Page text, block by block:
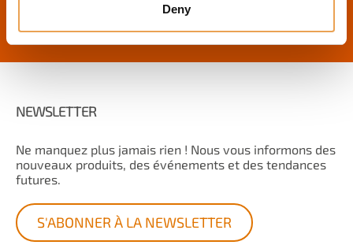
Deny
NEWSLETTER
Ne manquez plus jamais rien ! Nous vous informons des
nouveaux produits, des événements et des tendances
futures.
S'ABONNER À LA NEWSLETTER